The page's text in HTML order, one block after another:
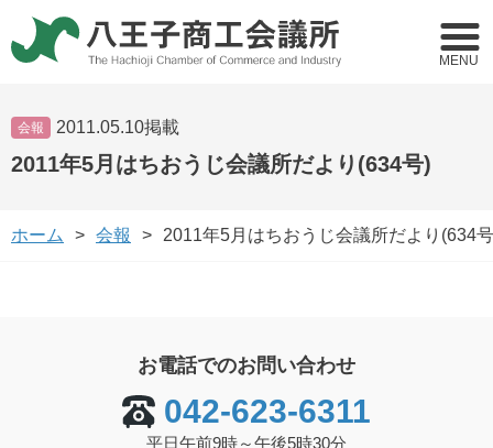
MENU
会報 2011.05.10掲載
2011年5月はちおうじ会議所だより(634号)
ホーム 会報 2011年5月はちおうじ会議所だより(634
お電話でのお問い合わせ
042-623-6311
平日午前9時～午後5時30分